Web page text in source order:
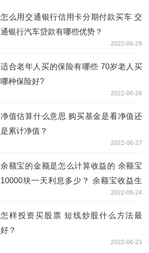
怎么用交通银行信用卡分期付款买车 交
通银行汽车贷款有哪些优势？
2022-06-29
适合老年人买的保险有哪些 70岁老人买
哪种保险好?
2022-06-28
净值估算什么意思 购买基金是看净值还
是累计净值？
2022-06-27
余额宝的金额是怎么计算收益的 余额宝
10000块一天利息多少？ 余额宝收益生
2022-06-24
怎样投资买股票 短线炒股什么方法最
好？
2022-06-23